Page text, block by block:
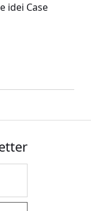
idei Case